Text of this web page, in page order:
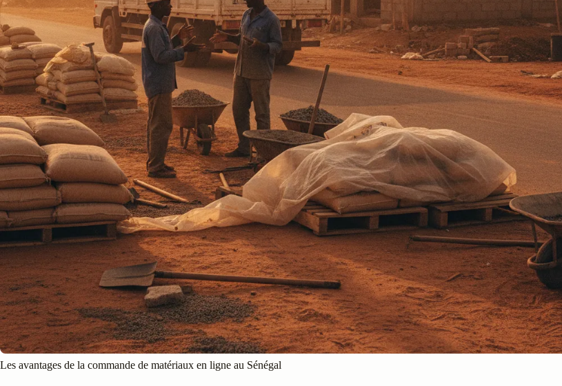
Les avantages de la commande de matériaux en ligne au Sénégal